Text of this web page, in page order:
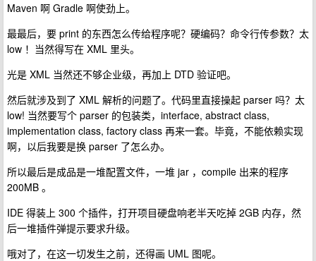
Maven 啊 Gradle 啊使劲上。
最最后，要 print 的东西怎么传给程序呢？硬编码？命令行传参数？太
low ！当然得写在 XML 里头。
光是 XML 当然还不够企业级，再加上 DTD 验证吧。
然后就涉及到了 XML 解析的问题了。代码里直接操起 parser 吗？太
low! 当然要写个 parser 的包装类，interface, abstract class,
implementation class, factory class 再来一套。毕竟，不能依赖实现
啊，以后我要是换 parser 了怎么办。
所以最后是成品是一堆配置文件，一堆 jar ，compile 出来的程序
200MB 。
IDE 得装上 300 个插件，打开项目硬盘响老半天吃掉 2GB 内存，然
后一堆插件弹提示要求升级。
哦对了，在这一切发生之前，还得画 UML 图呢。